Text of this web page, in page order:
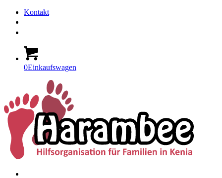
Kontakt
0Einkaufswagen